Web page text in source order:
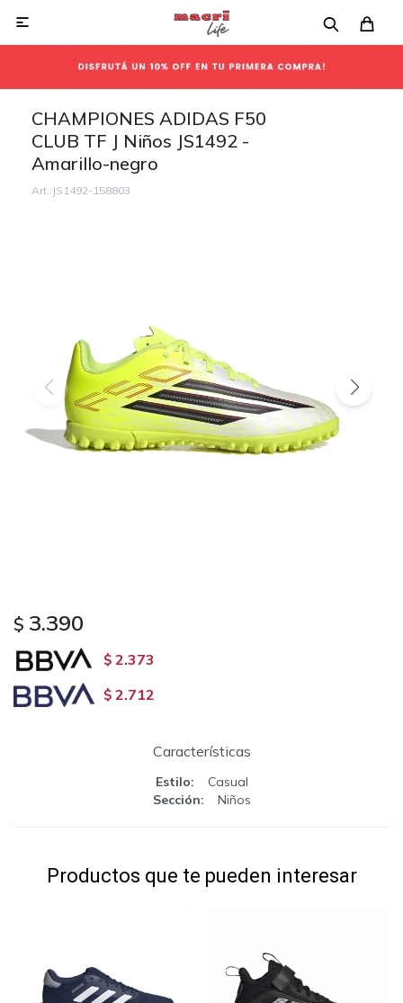

CHAMPIONES ADIDAS F50
CLUB TF J Niños JS1492 -
Amarillo-negro
JS1492-158803
$ 3.390
$ 2.373
$ 2.712
Características
Estilo
Casual
Sección
Niños
Productos que te pueden interesar